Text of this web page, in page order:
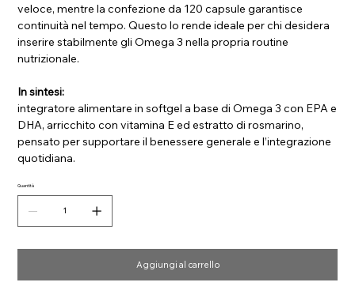
veloce, mentre la confezione da 120 capsule garantisce
continuità nel tempo. Questo lo rende ideale per chi desidera
inserire stabilmente gli Omega 3 nella propria routine
nutrizionale.
In sintesi:
integratore alimentare in softgel a base di Omega 3 con EPA e
DHA, arricchito con vitamina E ed estratto di rosmarino,
pensato per supportare il benessere generale e l’integrazione
quotidiana.
Quantità
Aggiungi al carrello